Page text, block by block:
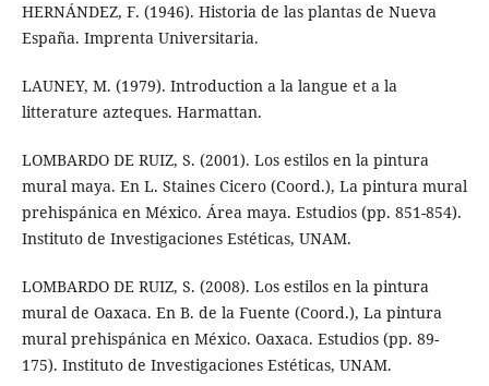
HERNÁNDEZ, F. (1946). Historia de las plantas de Nueva
España. Imprenta Universitaria.
LAUNEY, M. (1979). Introduction a la langue et a la
litterature azteques. Harmattan.
LOMBARDO DE RUIZ, S. (2001). Los estilos en la pintura
mural maya. En L. Staines Cicero (Coord.), La pintura mural
prehispánica en México. Área maya. Estudios (pp. 851-854).
Instituto de Investigaciones Estéticas, UNAM.
LOMBARDO DE RUIZ, S. (2008). Los estilos en la pintura
mural de Oaxaca. En B. de la Fuente (Coord.), La pintura
mural prehispánica en México. Oaxaca. Estudios (pp. 89-
175). Instituto de Investigaciones Estéticas, UNAM.